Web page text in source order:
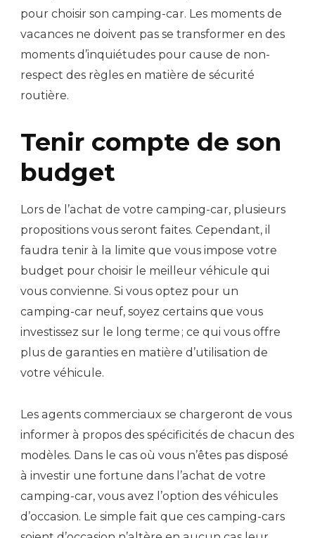
pour choisir son camping-car. Les moments de
vacances ne doivent pas se transformer en des
moments d’inquiétudes pour cause de non-
respect des règles en matière de sécurité
routière.
Tenir compte de son
budget
Lors de l’achat de votre camping-car, plusieurs
propositions vous seront faites. Cependant, il
faudra tenir à la limite que vous impose votre
budget pour choisir le meilleur véhicule qui
vous convienne. Si vous optez pour un
camping-car neuf, soyez certains que vous
investissez sur le long terme ; ce qui vous offre
plus de garanties en matière d’utilisation de
votre véhicule.
Les agents commerciaux se chargeront de vous
informer à propos des spécificités de chacun des
modèles. Dans le cas où vous n’êtes pas disposé
à investir une fortune dans l’achat de votre
camping-car, vous avez l’option des véhicules
d’occasion. Le simple fait que ces camping-cars